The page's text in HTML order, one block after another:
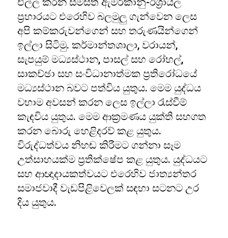
ප්‍රහාරයට එරෙහිව බලමුලු ගැන්වෙන ලෙස
අපි කම්කරුවන්ගෙන් සහ තරුණයින්ගෙන්
ඉල්ලා සිටිමු. කර්මාන්තශාලා, වරායන්,
සැපයුම් මධ්‍යස්ථාන, පාසල් සහ රෝහල්,
සාකච්ඡා සහ සංවිධානාත්මක ප්‍රතිරෝධයේ
මධ්‍යස්ථාන බවට පත්විය යුතුය. මෙම යුද්ධය
වහාම අවසන් කරන ලෙස ඉල්ලා රැස්වීම්
කැඳවිය යුතුය. මෙම ආක්‍රමණය යුක්ති සහගත
කරන බොරු හෙළිදරව් කළ යුතුය.
විරුද්ධත්වය නිහඬ කිරීමට ගන්නා සෑම
උත්සාහයක්ම ප්‍රතික්ෂේප කළ යුතුය. යුද්ධයට
සහ ආඥාදායකත්වයට එරෙහිව ජාත්‍යන්තර
සමාජවාදී වැඩපිළිවෙලක් සඳහා සටනට උර
දිය යුතුය.